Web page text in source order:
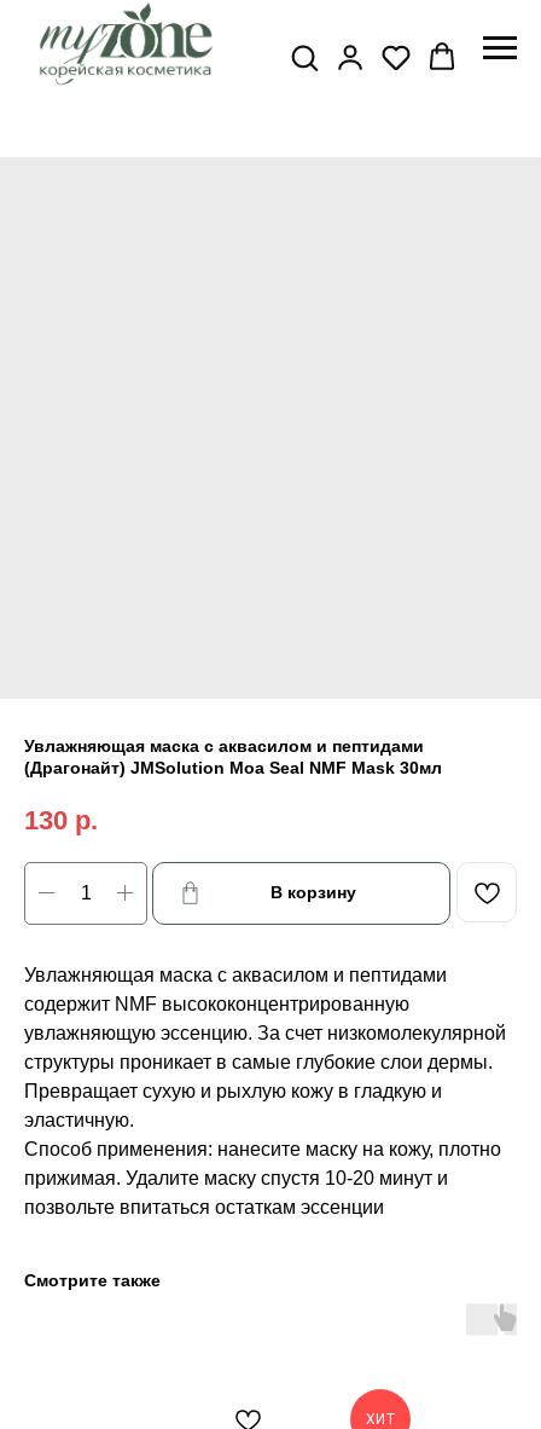
Увлажняющая маска с аквасилом и пептидами
(Драгонайт) JMSolution Moa Seal NMF Mask 30мл
130 р.
В корзину
Увлажняющая маска с аквасилом и пептидами
содержит NMF высококонцентрированную
увлажняющую эссенцию. За счет низкомолекулярной
структуры проникает в самые глубокие слои дермы.
Превращает сухую и рыхлую кожу в гладкую и
эластичную.
Способ применения: нанесите маску на кожу, плотно
прижимая. Удалите маску спустя 10-20 минут и
позвольте впитаться остаткам эссенции
Смотрите также
ХИТ